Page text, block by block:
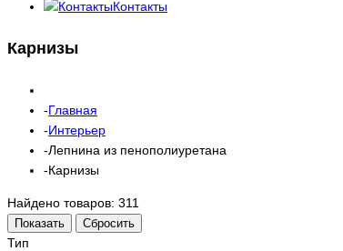
Контакты
Карнизы
Главная
Интерьер
Лепнина из пенополиуретана
Карнизы
Найдено товаров: 311
Показать Сбросить
Тип